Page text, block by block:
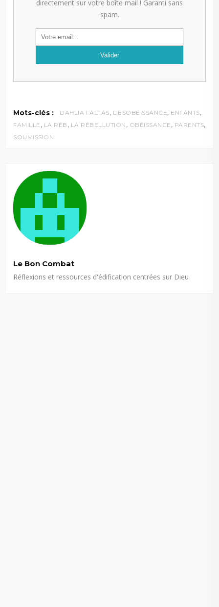
directement sur votre boîte mail ! Garanti sans
spam.
Mots-clés : DAHLIA FALTAS, DÉSOBÉISSANCE, ENFANTS,
FAMILLE , LA RÉB , LA RÉBELLUTION , OBÉISSANCE , PARENTS,
SOUMISSION
Le Bon Combat
Réflexions et ressources d'édification centrées sur Dieu